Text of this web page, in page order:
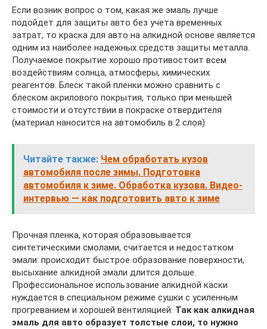
Если возник вопрос о том, какая же эмаль лучше
подойдет для защиты авто без учета временных
затрат, то краска для авто на алкидной основе является
одним из наиболее надежных средств защиты металла.
Получаемое покрытие хорошо противостоит всем
воздействиям солнца, атмосферы, химических
реагентов. Блеск такой пленки можно сравнить с
блеском акрилового покрытия, только при меньшей
стоимости и отсутствии в покраске отвердителя
(материал наносится на автомобиль в 2 слоя).
Читайте также: Чем обработать кузов
автомобиля после зимы. Подготовка
автомобиля к зиме. Обработка кузова. Видео-
интервью — как подготовить авто к зиме
Прочная пленка, которая образовывается
синтетическими смолами, считается и недостатком
эмали: происходит быстрое образование поверхности,
высыхание алкидной эмали длится дольше.
Профессиональное использование алкидной каски
нуждается в специальном режиме сушки с усиленным
прогреванием и хорошей вентиляцией. Так как алкидная
эмаль для авто образует толстые слои, то нужно